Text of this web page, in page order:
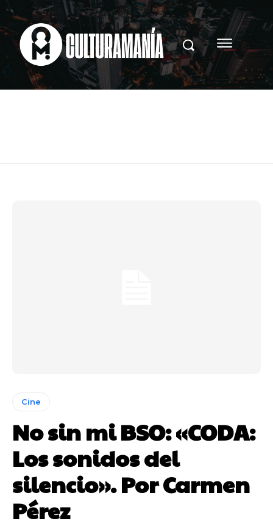
Cine
No sin mi BSO: «CODA:
Los sonidos del
silencio». Por Carmen
Pérez